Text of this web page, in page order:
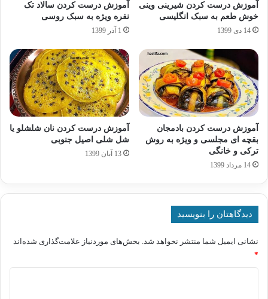
آموزش درست کردن شیرینی وینی
خوش طعم به سبک انگلیسی
14 دی 1399
آموزش درست کردن سالاد تک
نفره ویژه به سبک روسی
1 آذر 1399
آموزش درست کردن بادمجان
بقچه ای مجلسی و ویژه به روش
ترکی و خانگی
14 مرداد 1399
آموزش درست کردن نان شلشلو یا
شل شلی اصیل جنوبی
13 آبان 1399
دیدگاهتان را بنویسید
نشانی ایمیل شما منتشر نخواهد شد. بخش‌های موردنیاز علامت‌گذاری شده‌اند
*